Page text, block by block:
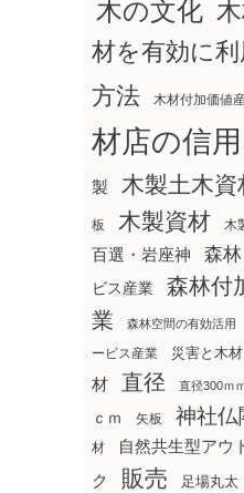
木の文化
材を有効に利
方法
木材付加価値
材店の信用
製 木製土木資
板 木製資材 木
百選・岩座神
森林
ビス産業
森林付
業
森林空間の有効活用
ービス産業
災害と木材
材
直径 直径300ｍ
ｃｍ
矢板 神社仏
材
自然共生型アウ
ク
販売 足場丸太